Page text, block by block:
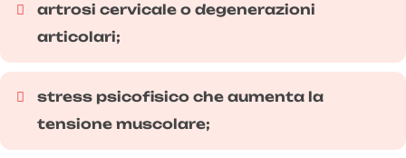
artrosi cervicale o degenerazioni
articolari;
stress psicofisico che aumenta la
tensione muscolare;